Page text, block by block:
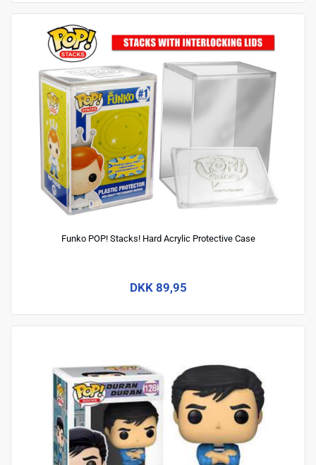
Funko POP! Stacks! Hard Acrylic Protective Case
DKK 89,95